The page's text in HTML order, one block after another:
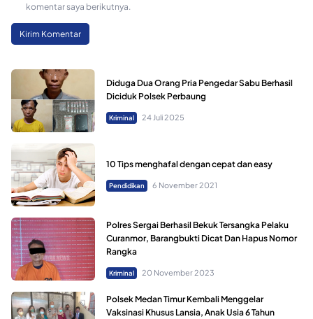
komentar saya berikutnya.
Diduga Dua Orang Pria Pengedar Sabu Berhasil
Diciduk Polsek Perbaung
Kriminal 24 Juli 2025
10 Tips menghafal dengan cepat dan easy
Pendidikan 6 November 2021
Polres Sergai Berhasil Bekuk Tersangka Pelaku
Curanmor, Barangbukti Dicat Dan Hapus Nomor
Rangka
Kriminal 20 November 2023
Polsek Medan Timur Kembali Menggelar
Vaksinasi Khusus Lansia, Anak Usia 6 Tahun